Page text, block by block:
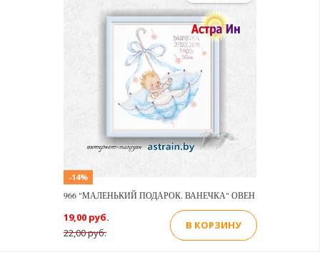
-14%
966 "МАЛЕНЬКИЙ ПОДАРОК. ВАНЕЧКА" ОВЕН
22,00 руб.
19,00 руб.
В КОРЗИНУ